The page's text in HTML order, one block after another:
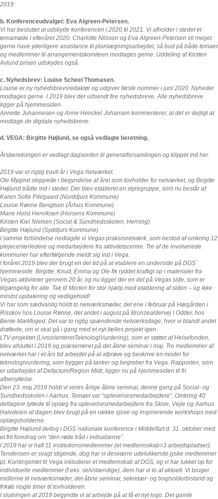
2019.
b. Konferenceudvalget: Eva Algreen-Petersen.
Vi har besluttet at udskyde konferencen i 2020 til 2021. Vi afholder i stedet et
temamøde i efteråret 2020. Charlotte Nilsson og Eva Algreen-Petersen vil meget
gerne have yderligere assistance til planlægningsarbejdet, så bud på både temaer
og medlemmer til arrangementskomiteen modtages gerne. Uddeling af Kirsten
Avlund prisen udskydes også.
c. Nyhedsbrev: Louise Scheel Thomasen.
Louise er ny nyhedsbrevsredaktør og udgiver første nummer i juni 2020. Nyheder
modtages gerne. I 2019 blev der udsendt fire nyhedsbreve. Alle nyhedsbreve
ligger på hjemmesiden.
Annette Johannesen og Anne Henckel Johansen kommenterer, at det er dejligt at
modtage de digitale nyhedsbreve.
d. VEGA: Birgitte Højlund, se også vedlagte beretning.
Årsberetningen er vedlagt dagsorden til generalforsamlingen og klippet ind her.
2019 var et rigtig travlt år i Vega Netværket.
Ole Mygind stoppede i begyndelse af året som tovholder for netværket, og Birgitte
Højlund trådte ind i stedet. Der blev etableret en styregruppe, som nu består af:
Karen Sofie Pilegaard (Norddjurs Kommune)
Louise Rønne Bengtson (Århus Kommune)
Marie Holst Henriksen (Horsens Kommune)
Kirsten Kiel Nielsen (Social & Sundhedsskolen, Herning)
Birgitte Højlund (Syddjurs Kommune)
I samme forbindelse nedlagde vi Vegas praksisnetværk, som bestod af omkring 12
plejecenterledere og medarbejdere fra aktivitetscentre. Tre af de involverede
kommuner har efterfølgende meldt sig ind i Vega.
I foråret 2019 blev der brugt en del tid på at etablere en underside på DGS´
hjemmeside. Birgitte, Knud, Emma og Ole fik ryddet kraftigt op i materialer fra
Vegas aktiviteter gennem 20 år, og nu ligger der en del på Vegas side, som er
tilgængelig for alle. Tak til Morten for stor hjælp med etablering af siden – og ikke
mindst opdatering og vedligehold!
Vi har som sædvanlig holdt to netværksmøder, det ene i februar på Hørgården i
Risskov hos Louise Rønne, det andet i august på Bronzealdervej i Odder, hos
Bente Markfoged. Det var to rigtig spændende netværksdage, hvor vi blandt andet
drøftede, om vi skal gå i gang med et nyt fælles projekt igen.
LTV-projektet (LivsorienteretTeknologiVurdering), som er støttet af Helsefonden,
blev afsluttet i 2019 og præsenteret på det åbne seminar i maj. Tre medlemmer af
netværket har i et års tid arbejdet på at afprøve og beskrive en model for
teknologivurdering, som bygger på tanker og begreber fra Vega. Rapporten, som
er udarbejdet af Defactum/Region Midt, ligger nu på hjemmesiden til fri
afbenyttelse.
Den 23. maj 2019 holdt vi vores årlige åbne seminar, denne gang på Social- og
Sundhedsskolen i Aarhus. Temaet var “oplevelsesmedarbejdere”. Omkring 40
deltagere lyttede til oplæg fra oplevelsesmedarbejdere fra Skive, Vejle og Aarhus.
Halvdelen af dagen blev brugt på en række sjove og inspirerende workshops med
oplægsholderne.
Birgitte Højlund deltog i DGS´nationale konference i Middelfart d. 31. oktober med
et frit foredrag om “den røde tråd i indsatserne”
I 2019 har vi haft 11 institutionsmedlemmer (et medlemsskab=3 arbejdspladser).
Tendensen er svagt stigende, dog har vi desværre udelukkende jyske medlemmer
pt. Kontingentet til Vega inkluderer et medlemskab af DGS, og vi har lukket op for
individuelle medlemmer (f.eks. selvstændige), dem har vi to af aktuelt. Vi bruger
midlerne til netværksmøder, det åbne seminar, sekretær- og bogholderbistand og
frikøb nogle timer til tovholderen.
I slutningen af 2019 begyndte vi at arbejde på at få et nyt logo. Det gamle